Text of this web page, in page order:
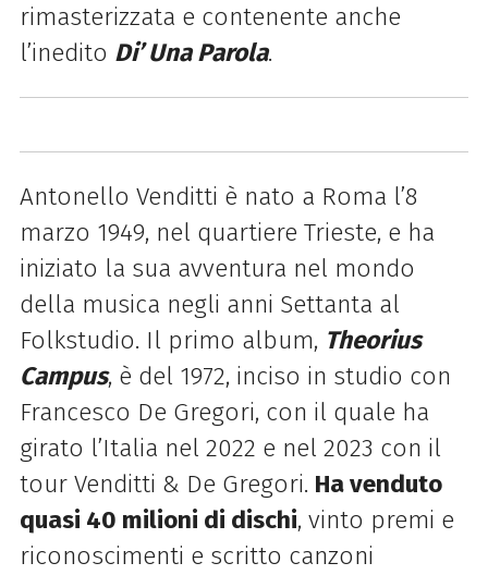
rimasterizzata e contenente anche
l’inedito Di’ Una Parola.
Antonello Venditti è nato a Roma l’8
marzo 1949, nel quartiere Trieste, e ha
iniziato la sua avventura nel mondo
della musica negli anni Settanta al
Folkstudio. Il primo album, Theorius
Campus, è del 1972, inciso in studio con
Francesco De Gregori, con il quale ha
girato l’Italia nel 2022 e nel 2023 con il
tour Venditti & De Gregori. Ha venduto
quasi 40 milioni di dischi, vinto premi e
riconoscimenti e scritto canzoni